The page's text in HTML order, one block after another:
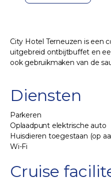
City Hotel Terneuzen is een
uitgebreid ontbijtbuffet en
ook gebruikmaken van de
Diensten
Parkeren
Oplaadpunt elektrische auto
Huisdieren toegestaan (op
Wi-Fi
Cruise